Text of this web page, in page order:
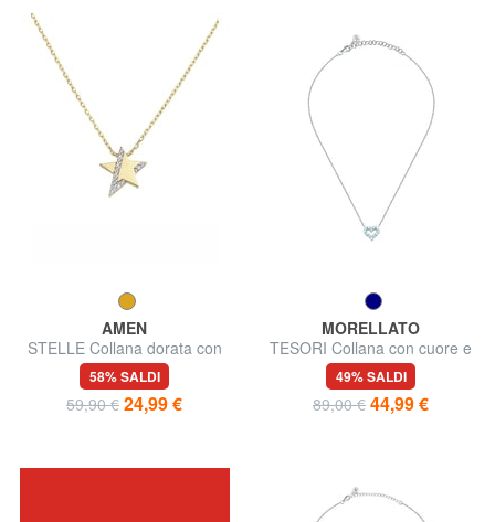
AMEN
STELLE Collana dorata con
charm e zirconi
58% SALDI
59,90 € 24,99 €
MORELLATO
TESORI Collana con cuore e
zirconi
49% SALDI
89,00 € 44,99 €